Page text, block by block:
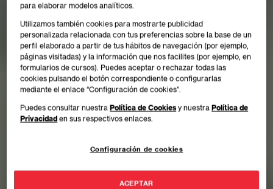
para elaborar modelos analíticos.
Utilizamos también cookies para mostrarte publicidad
personalizada relacionada con tus preferencias sobre la base de un
perfil elaborado a partir de tus hábitos de navegación (por ejemplo,
páginas visitadas) y la información que nos facilites (por ejemplo, en
formularios de cursos). Puedes aceptar o rechazar todas las
cookies pulsando el botón correspondiente o configurarlas
mediante el enlace “Configuración de cookies”.
Puedes consultar nuestraPolítica de Cookies y nuestraPolítica de
Privacidad en sus respectivos enlaces.
Configuración de cookies
ACEPTAR